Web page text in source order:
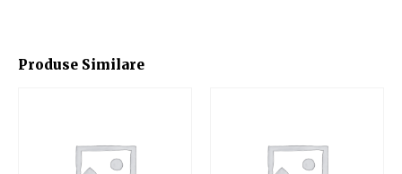
Produse Similare